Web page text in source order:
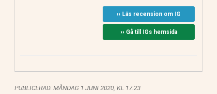
›› Läs recension om IG
›› Gå till IGs hemsida
PUBLICERAD: MÅNDAG 1 JUNI 2020, KL 17:23